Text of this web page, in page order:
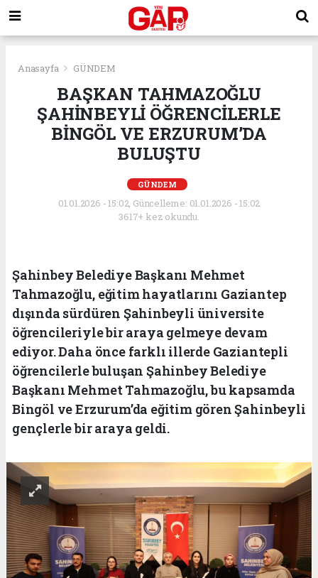
Anasayfa GÜNDEM
BAŞKAN TAHMAZOĞLU
ŞAHİNBEYLİ ÖĞRENCİLERLE
BİNGÖL VE ERZURUM’DA
BULUŞTU
GÜNDEM
01.01.2026 - 15:02, Güncelleme: 01.01.2026 - 15:02
3617+ kez okundu.
Şahinbey Belediye Başkanı Mehmet
Tahmazoğlu, eğitim hayatlarını Gaziantep
dışında sürdüren Şahinbeyli üniversite
öğrencileriyle bir araya gelmeye devam
ediyor. Daha önce farklı illerde Gaziantepli
öğrencilerle buluşan Şahinbey Belediye
Başkanı Mehmet Tahmazoğlu, bu kapsamda
Bingöl ve Erzurum’da eğitim gören Şahinbeyli
gençlerle bir araya geldi.